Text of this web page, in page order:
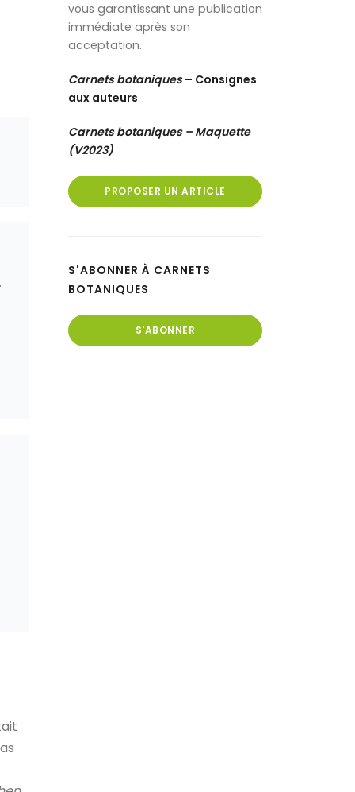
vous garantissant une publication
immédiate après son
acceptation.
Carnets botaniques– Consignes
aux auteurs
Carnets botaniques – Maquette
(V2023)
PROPOSER UN ARTICLE
S'ABONNER À CARNETS
BOTANIQUES
S'ABONNER